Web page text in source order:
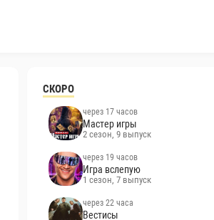
СКОРО
через 17 часов
Мастер игры
2 сезон, 9 выпуск
через 19 часов
Игра вслепую
1 сезон, 7 выпуск
через 22 часа
Вестисы